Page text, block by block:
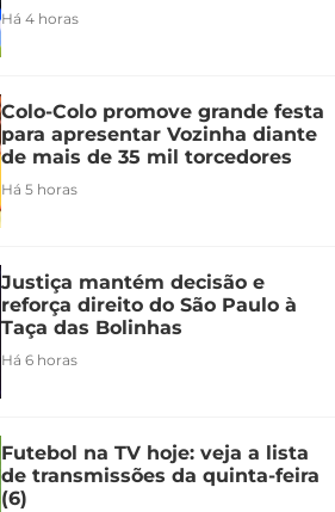
Há 4 horas
Colo-Colo promove grande festa
para apresentar Vozinha diante
de mais de 35 mil torcedores
Há 5 horas
Justiça mantém decisão e
reforça direito do São Paulo à
Taça das Bolinhas
Há 6 horas
Futebol na TV hoje: veja a lista
de transmissões da quinta-feira
(6)